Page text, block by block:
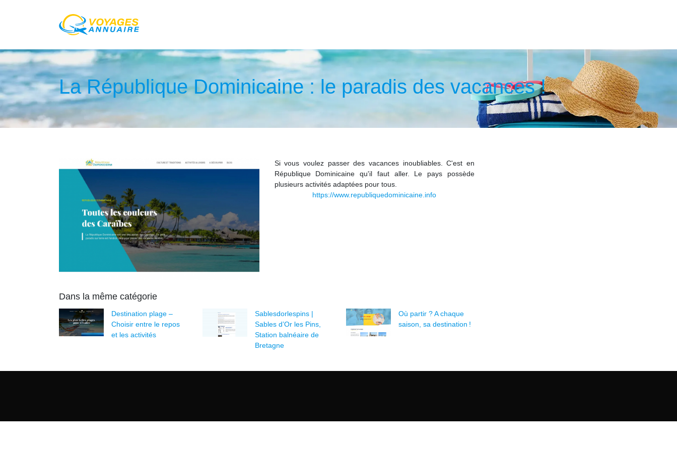
La République Dominicaine : le paradis des vacances !
Si vous voulez passer des vacances inoubliables. C'est en
République Dominicaine qu'il faut aller. Le pays possède
plusieurs activités adaptées pour tous.
https://www.republiquedominicaine.info
Dans la même catégorie
Destination plage –
Choisir entre le repos
et les activités
Sablesdorlespins |
Sables d’Or les Pins,
Station balnéaire de
Bretagne
Où partir ? A chaque
saison, sa destination !